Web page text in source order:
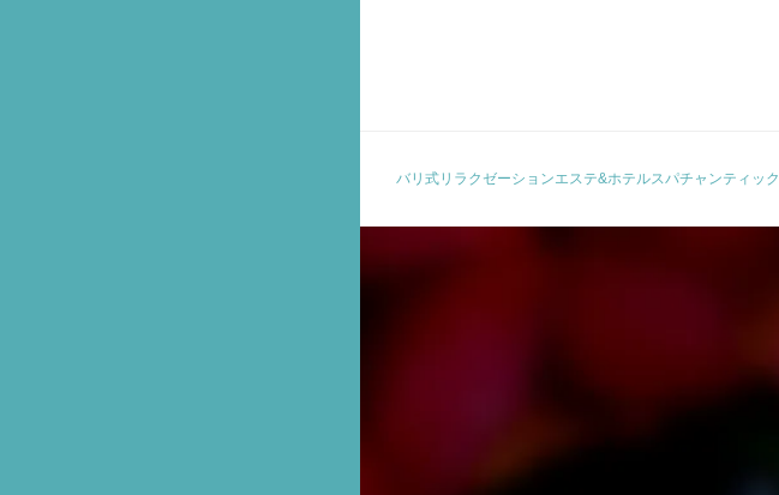
バリ式リラクゼーションエステ&ホテルスパチャンティック